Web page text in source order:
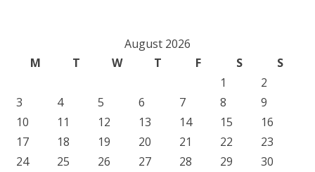
August 2026
M
T W T F S
S
1
2
3
4 5 6 7 8
9
10
11 12 13 14 15
16
17
18 19 20 21 22
23
24
25 26 27 28 29
30